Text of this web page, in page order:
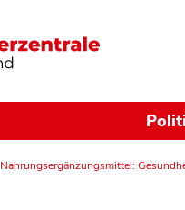
Nahrungsergänzungsmittel: